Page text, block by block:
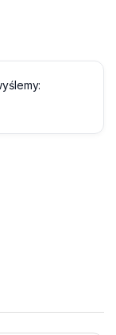
7 Szary Lanberg